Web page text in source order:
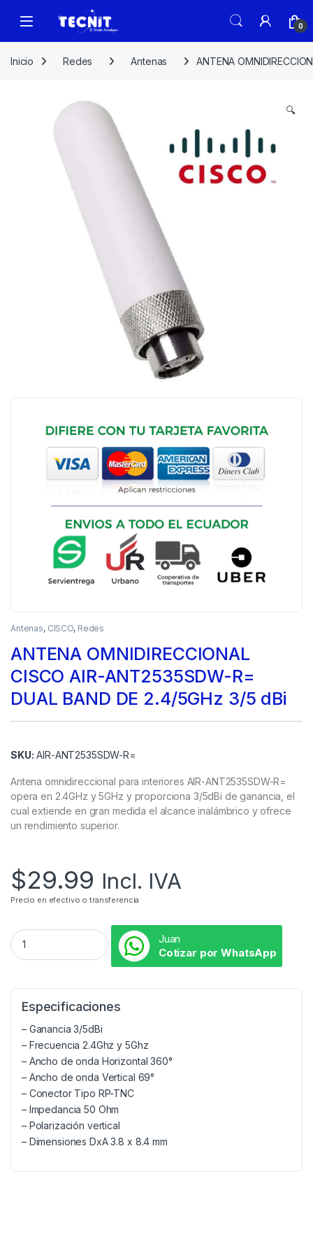
0
Inicio Redes Antenas ANTENA
🔍
Antenas, CISCO, Redes
ANTENA OMNIDIRECCIONAL
CISCO AIR-ANT2535SDW-R=
DUAL BAND DE 2.4/5GHz 3/5 dBi
SKU: AIR-ANT2535SDW-R=
Antena omnidireccional para interiores AIR-ANT2535SDW-R=
opera en 2.4GHz y 5GHz y proporciona 3/5dBi de ganancia, el
cual extiende en gran medida el alcance inalámbrico y ofrece
un rendimiento superior.
$29.99 Incl. IVA
Precio en efectivo o transferencia
Juan
Cotizar por WhatsApp
Especificaciones
– Ganancia 3/5dBi
– Frecuencia 2.4Ghz y 5Ghz
– Ancho de onda Horizontal 360°
– Ancho de onda Vertical 69°
– Conector Tipo RP-TNC
– Impedancia 50 Ohm
– Polarización vertical
– Dimensiones DxA 3.8 x 8.4 mm